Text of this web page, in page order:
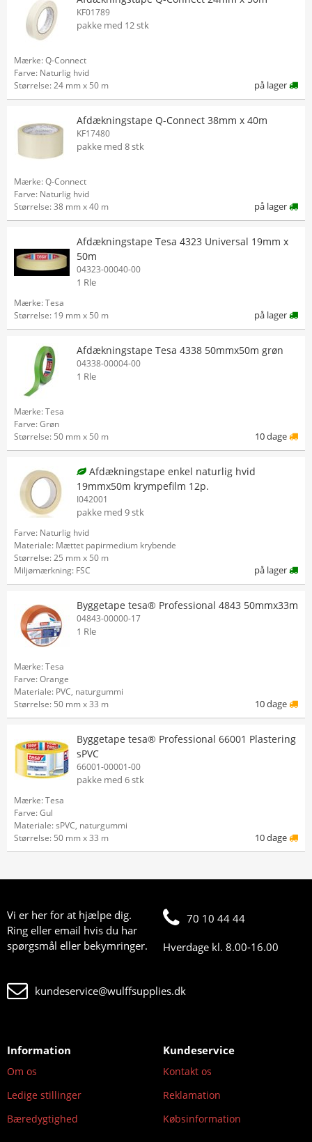
KF01789
pakke med 12 stk
Mærke: Q-Connect
Farve: Naturlig hvid
Størrelse: 24 mm x 50 m
på lager
Afdækningstape Q-Connect 38mm x 40m
KF17480
pakke med 8 stk
Mærke: Q-Connect
Farve: Naturlig hvid
Størrelse: 38 mm x 40 m
på lager
Afdækningstape Tesa 4323 Universal 19mm x
50m
04323-00040-00
1 Rle
Mærke: Tesa
Størrelse: 19 mm x 50 m
på lager
Afdækningstape Tesa 4338 50mmx50m grøn
04338-00004-00
1 Rle
Mærke: Tesa
Farve: Grøn
Størrelse: 50 mm x 50 m
10 dage
Afdækningstape enkel naturlig hvid
19mmx50m krympefilm 12p.
I042001
pakke med 9 stk
Farve: Naturlig hvid
Materiale: Mættet papirmedium krybende
Størrelse: 25 mm x 50 m
Miljømærkning: FSC
på lager
Byggetape tesa® Professional 4843 50mmx33m
04843-00000-17
1 Rle
Mærke: Tesa
Farve: Orange
Materiale: PVC, naturgummi
Størrelse: 50 mm x 33 m
10 dage
Byggetape tesa® Professional 66001 Plastering
sPVC
66001-00001-00
pakke med 6 stk
Mærke: Tesa
Farve: Gul
Materiale: sPVC, naturgummi
Størrelse: 50 mm x 33 m
10 dage
Vi er her for at hjælpe dig.
Ring eller email hvis du har
spørgsmål eller bekymringer.
70 10 44 44
Hverdage kl. 8.00-16.00
kundeservice@wulffsupplies.dk
Information
Om os
Ledige stillinger
Bæredygtighed
Kundeservice
Kontakt os
Reklamation
Købsinformation